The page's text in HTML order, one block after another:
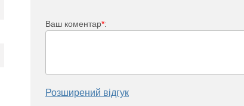
Ваш коментар*:
Розширений відгук